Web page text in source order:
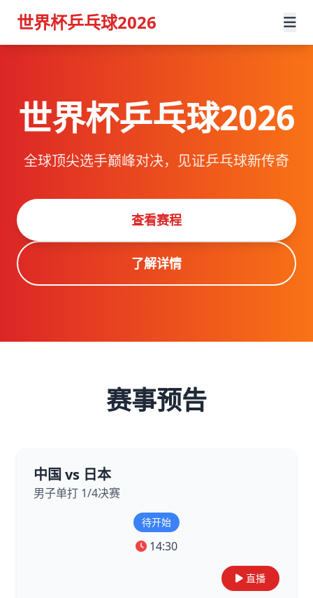
世界杯乒乓球2026
世界杯乒乓球2026
全球顶尖选手巅峰对决，见证乒乓球新传奇
查看赛程
了解详情
赛事预告
中国 vs 日本
男子单打 1/4决赛
待开始
14:30
直播